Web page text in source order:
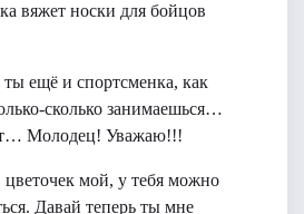
вяжет носки для бойцов
ещё и спортсменка, как
сколько занимаешься…
Молодец! Уважаю!!!
мой, у тебя можно
Давай теперь ты мне